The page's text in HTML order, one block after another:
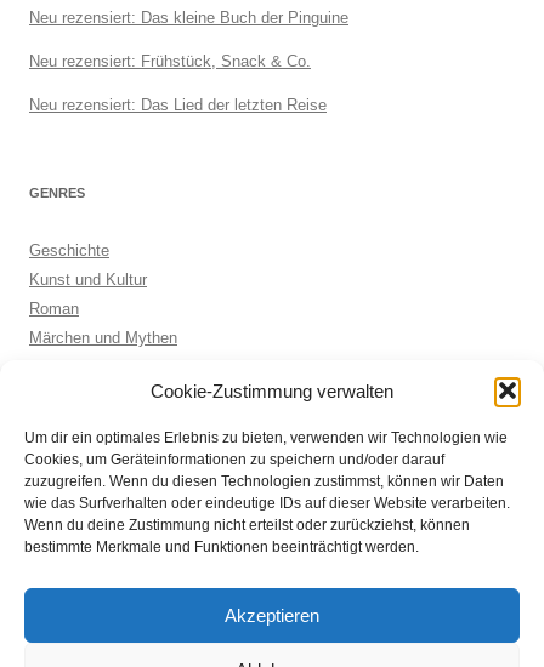
Cookie-Zustimmung verwalten
Um dir ein optimales Erlebnis zu bieten, verwenden wir Technologien wie
Cookies, um Geräteinformationen zu speichern und/oder darauf
zuzugreifen. Wenn du diesen Technologien zustimmst, können wir Daten
wie das Surfverhalten oder eindeutige IDs auf dieser Website verarbeiten.
Wenn du deine Zustimmung nicht erteilst oder zurückziehst, können
bestimmte Merkmale und Funktionen beeinträchtigt werden.
Akzeptieren
Neu rezensiert: Das kleine Buch der Pinguine
Neu rezensiert: Frühstück, Snack & Co.
Neu rezensiert: Das Lied der letzten Reise
GENRES
Geschichte
Kunst und Kultur
Roman
Märchen und Mythen
Sachbuch allgemein
ARCHIVE
Archive